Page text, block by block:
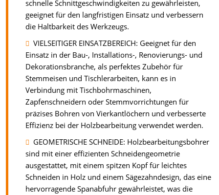
schnelle Schnittgeschwindigkeiten zu gewährleisten,
geeignet für den langfristigen Einsatz und verbessern
die Haltbarkeit des Werkzeugs.
VIELSEITIGER EINSATZBEREICH: Geeignet für den
Einsatz in der Bau-, Installations-, Renovierungs- und
Dekorationsbranche, als perfektes Zubehör für
Stemmeisen und Tischlerarbeiten, kann es in
Verbindung mit Tischbohrmaschinen,
Zapfenschneidern oder Stemmvorrichtungen für
präzises Bohren von Vierkantlöchern und verbesserte
Effizienz bei der Holzbearbeitung verwendet werden.
GEOMETRISCHE SCHNEIDE: Holzbearbeitungsbohrer
sind mit einer effizienten Schneidengeometrie
ausgestattet, mit einem spitzen Kopf für leichtes
Schneiden in Holz und einem Sägezahndesign, das eine
hervorragende Spanabfuhr gewährleistet, was die